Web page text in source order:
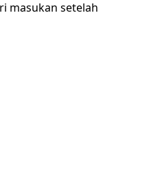
masukan setelah